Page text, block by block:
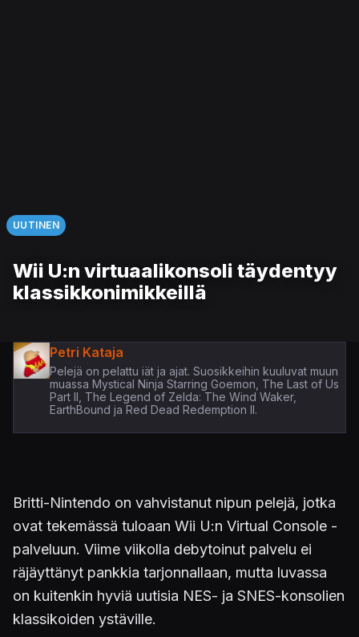
UUTINEN
Wii U:n virtuaalikonsoli täydentyy
klassikkonimikkeillä
Petri Kataja
Pelejä on pelattu iät ja ajat. Suosikkeihin kuuluvat muun
muassa Mystical Ninja Starring Goemon, The Last of Us
Part II, The Legend of Zelda: The Wind Waker,
EarthBound ja Red Dead Redemption II.
Britti-Nintendo on vahvistanut nipun pelejä, jotka
ovat tekemässä tuloaan Wii U:n Virtual Console -
palveluun. Viime viikolla debytoinut palvelu ei
räjäyttänyt pankkia tarjonnallaan, mutta luvassa
on kuitenkin hyviä uutisia NES- ja SNES-konsolien
klassikoiden ystäville.